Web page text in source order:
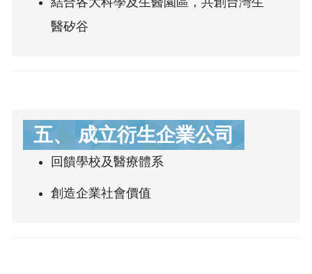
醫矽谷
五、 成立衍生企業公司
回饋學校及醫療體系
創造企業社會價值